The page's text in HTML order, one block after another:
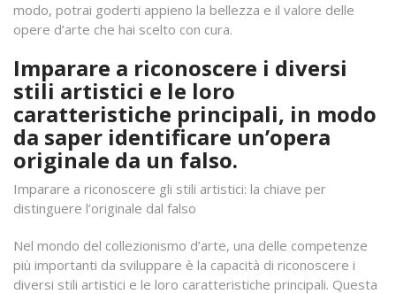
modo, potrai goderti appieno la bellezza e il valore delle
opere d’arte che hai scelto con cura.
Imparare a riconoscere i diversi
stili artistici e le loro
caratteristiche principali, in modo
da saper identificare un’opera
originale da un falso.
Imparare a riconoscere gli stili artistici: la chiave per
distinguere l’originale dal falso
Nel mondo del collezionismo d’arte, una delle competenze
più importanti da sviluppare è la capacità di riconoscere i
diversi stili artistici e le loro caratteristiche principali. Questa